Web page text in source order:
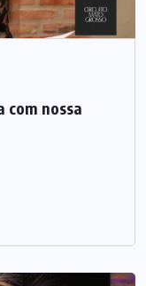
com nossa